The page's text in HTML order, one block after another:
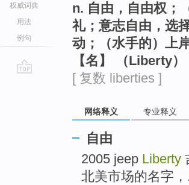
权威词典
用法
例句
n. 自由，自由权；
礼；意志自由，选
动；（水手的）上
【名】 （Liberty
[ 复数 liberties ]
网络释义 专业释义
自由
2005 jeep Liberty
北美市场的名字，